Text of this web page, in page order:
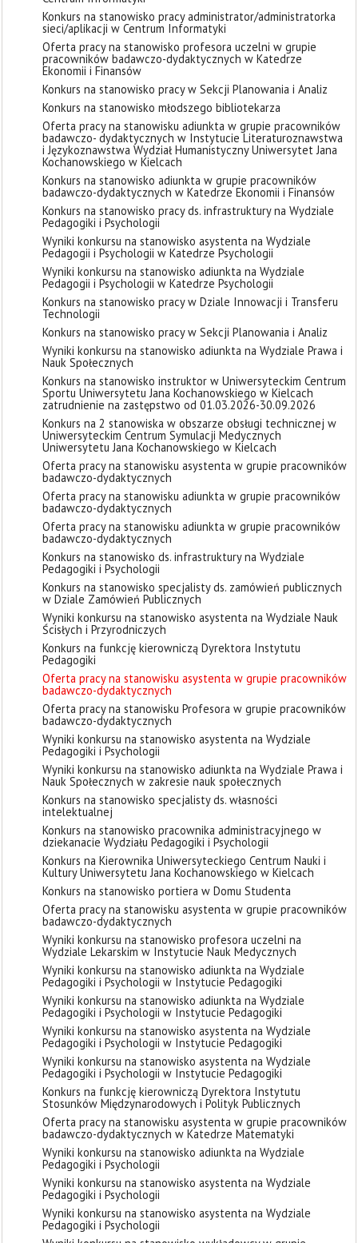
Konkurs na stanowisko pracy administrator/administratorka
sieci/aplikacji w Centrum Informatyki
Oferta pracy na stanowisko profesora uczelni w grupie
pracowników badawczo-dydaktycznych w Katedrze
Ekonomii i Finansów
Konkurs na stanowisko pracy w Sekcji Planowania i Analiz
Konkurs na stanowisko młodszego bibliotekarza
Oferta pracy na stanowisku adiunkta w grupie pracowników
badawczo- dydaktycznych w Instytucie Literaturoznawstwa
i Językoznawstwa Wydział Humanistyczny Uniwersytet Jana
Kochanowskiego w Kielcach
Konkurs na stanowisko adiunkta w grupie pracowników
badawczo-dydaktycznych w Katedrze Ekonomii i Finansów
Konkurs na stanowisko pracy ds. infrastruktury na Wydziale
Pedagogiki i Psychologii
Wyniki konkursu na stanowisko asystenta na Wydziale
Pedagogii i Psychologii w Katedrze Psychologii
Wyniki konkursu na stanowisko adiunkta na Wydziale
Pedagogii i Psychologii w Katedrze Psychologii
Konkurs na stanowisko pracy w Dziale Innowacji i Transferu
Technologii
Konkurs na stanowisko pracy w Sekcji Planowania i Analiz
Wyniki konkursu na stanowisko adiunkta na Wydziale Prawa i
Nauk Społecznych
Konkurs na stanowisko instruktor w Uniwersyteckim Centrum
Sportu Uniwersytetu Jana Kochanowskiego w Kielcach
zatrudnienie na zastępstwo od 01.03.2026-30.09.2026
Konkurs na 2 stanowiska w obszarze obsługi technicznej w
Uniwersyteckim Centrum Symulacji Medycznych
Uniwersytetu Jana Kochanowskiego w Kielcach
Oferta pracy na stanowisku asystenta w grupie pracowników
badawczo-dydaktycznych
Oferta pracy na stanowisku adiunkta w grupie pracowników
badawczo-dydaktycznych
Oferta pracy na stanowisku adiunkta w grupie pracowników
badawczo-dydaktycznych
Konkurs na stanowisko ds. infrastruktury na Wydziale
Pedagogiki i Psychologii
Konkurs na stanowisko specjalisty ds. zamówień publicznych
w Dziale Zamówień Publicznych
Wyniki konkursu na stanowisko asystenta na Wydziale Nauk
Ścisłych i Przyrodniczych
Konkurs na funkcję kierowniczą Dyrektora Instytutu
Pedagogiki
Oferta pracy na stanowisku asystenta w grupie pracowników
badawczo-dydaktycznych
Oferta pracy na stanowisku Profesora w grupie pracowników
badawczo-dydaktycznych
Wyniki konkursu na stanowisko asystenta na Wydziale
Pedagogiki i Psychologii
Wyniki konkursu na stanowisko adiunkta na Wydziale Prawa i
Nauk Społecznych w zakresie nauk społecznych
Konkurs na stanowisko specjalisty ds. własności
intelektualnej
Konkurs na stanowisko pracownika administracyjnego w
dziekanacie Wydziału Pedagogiki i Psychologii
Konkurs na Kierownika Uniwersyteckiego Centrum Nauki i
Kultury Uniwersytetu Jana Kochanowskiego w Kielcach
Konkurs na stanowisko portiera w Domu Studenta
Oferta pracy na stanowisku asystenta w grupie pracowników
badawczo-dydaktycznych
Wyniki konkursu na stanowisko profesora uczelni na
Wydziale Lekarskim w Instytucie Nauk Medycznych
Wyniki konkursu na stanowisko adiunkta na Wydziale
Pedagogiki i Psychologii w Instytucie Pedagogiki
Wyniki konkursu na stanowisko adiunkta na Wydziale
Pedagogiki i Psychologii w Instytucie Pedagogiki
Wyniki konkursu na stanowisko asystenta na Wydziale
Pedagogiki i Psychologii w Instytucie Pedagogiki
Wyniki konkursu na stanowisko asystenta na Wydziale
Pedagogiki i Psychologii w Instytucie Pedagogiki
Konkurs na funkcję kierowniczą Dyrektora Instytutu
Stosunków Międzynarodowych i Polityk Publicznych
Oferta pracy na stanowisku asystenta w grupie pracowników
badawczo-dydaktycznych w Katedrze Matematyki
Wyniki konkursu na stanowisko adiunkta na Wydziale
Pedagogiki i Psychologii
Wyniki konkursu na stanowisko asystenta na Wydziale
Pedagogiki i Psychologii
Wyniki konkursu na stanowisko asystenta na Wydziale
Pedagogiki i Psychologii